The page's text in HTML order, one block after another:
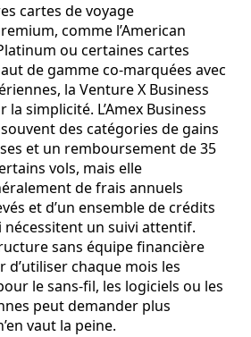
cartes de voyage
comme l’American
ou certaines cartes
de gamme co‑marquées avec
la Venture X Business
simplicité. L’Amex Business
des catégories de gains
et un remboursement de 35
vols, mais elle
de frais annuels
et d’un ensemble de crédits
nécessitent un suivi attentif.
sans équipe financière
d’utiliser chaque mois les
le sans‑fil, les logiciels ou les
peut demander plus
vaut la peine.